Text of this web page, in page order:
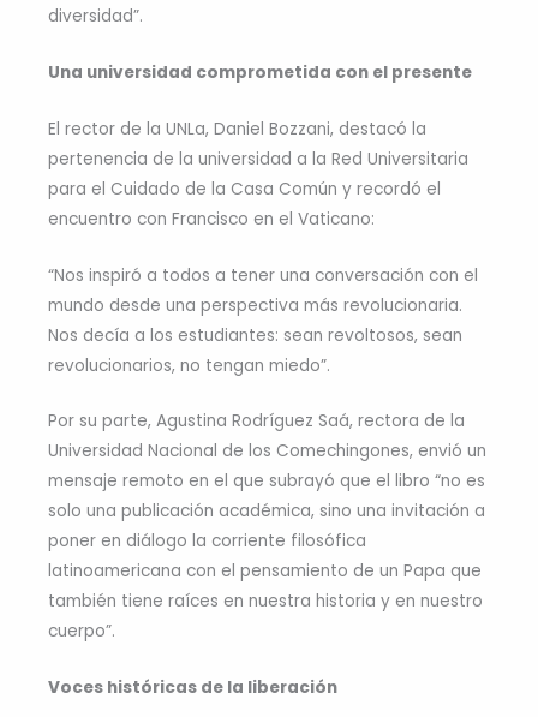
diversidad”.
Una universidad comprometida con el presente
El rector de la UNLa, Daniel Bozzani, destacó la
pertenencia de la universidad a la Red Universitaria
para el Cuidado de la Casa Común y recordó el
encuentro con Francisco en el Vaticano:
“Nos inspiró a todos a tener una conversación con el
mundo desde una perspectiva más revolucionaria.
Nos decía a los estudiantes: sean revoltosos, sean
revolucionarios, no tengan miedo”.
Por su parte, Agustina Rodríguez Saá, rectora de la
Universidad Nacional de los Comechingones, envió un
mensaje remoto en el que subrayó que el libro “no es
solo una publicación académica, sino una invitación a
poner en diálogo la corriente filosófica
latinoamericana con el pensamiento de un Papa que
también tiene raíces en nuestra historia y en nuestro
cuerpo”.
Voces históricas de la liberación